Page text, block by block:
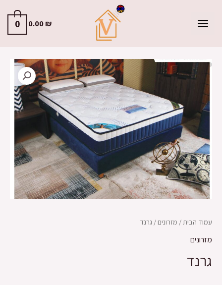
0.00₪
0
עמוד הבית/ מזרונים / גרנד
מזרונים
גרנד